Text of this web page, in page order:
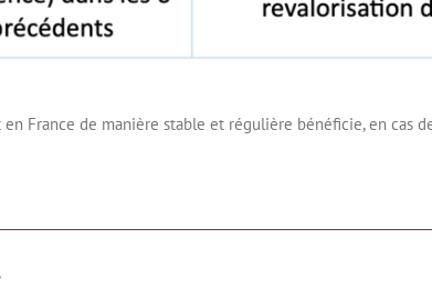
France de manière stable et régulière bénéficie, en cas